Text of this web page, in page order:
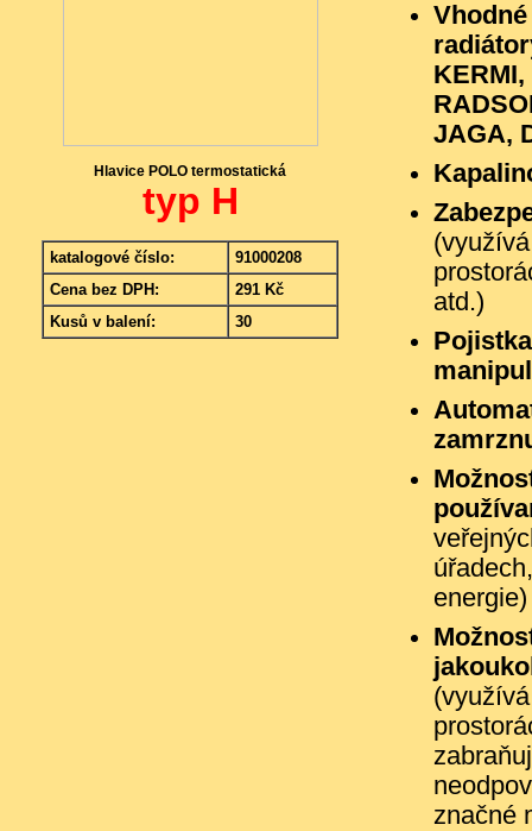
Hlavice POLO termostatická
typ H
katalogové číslo:
91000208
Cena bez DPH:
291 Kč
Kusů v balení:
30
KERMI,
JAGA,
atd.)
energie)
značné